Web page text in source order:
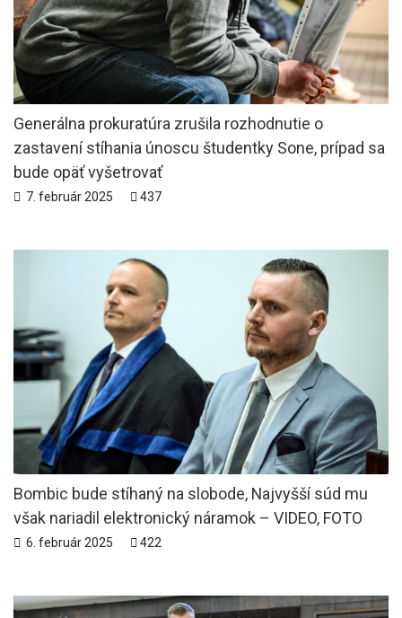
Generálna prokuratúra zrušila rozhodnutie o
zastavení stíhania únoscu študentky Sone, prípad sa
bude opäť vyšetrovať
7. február 2025 437
Bombic bude stíhaný na slobode, Najvyšší súd mu
však nariadil elektronický náramok – VIDEO, FOTO
6. február 2025 422